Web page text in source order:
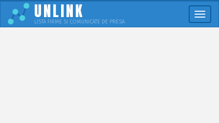
UNLINK
LISTA FIRME SI COMUNICATE DE PRESA